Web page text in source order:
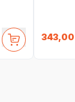
343,00